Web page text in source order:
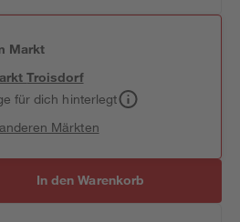
Markt
Troisdorf
für dich hinterlegt
Märkten
In den Warenkorb